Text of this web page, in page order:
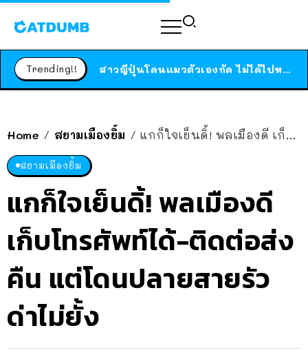
Trending!! ได้เวลาเด็กหนวดรวมตัว RF Online Next เปิดให้เล่นแล้ว เกม Sci-Fi MMORPG ระดับตำนาน เล่นได้ทั้งมือถือและ PC
สาวญี่ปุ่นโดนแมวตัวเองกัด ไม่ได้ไปหาหมอตั้งแต่เนิ่นๆ สุดท้ายขาบวม กลายเป็นโรคเนื้อเน่า เตือนทาสแมวทั้งหลายให้ระวัง
Home / สยามเมืองยิ้ม / แกก็ใจเย็นดิ้! พลเมืองดี เก็บโทรศัพท์ได้-ติดต่อส่งคืน แต่โดนปลายสายรัวด่าไม่ยั้ง
สยามเมืองยิ้ม
แกก็ใจเย็นดิ้! พลเมืองดี
เก็บโทรศัพท์ได้-ติดต่อส่ง
คืน แต่โดนปลายสายรัว
ด่าไม่ยั้ง